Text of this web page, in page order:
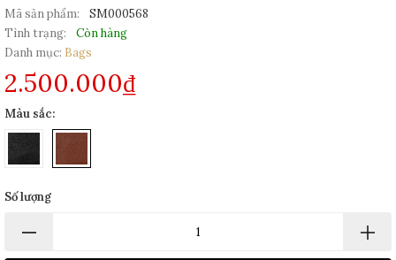
Mã sản phẩm:
SM000568
Tình trạng:
Còn hàng
Danh mục: Bags
2.500.000₫
Màu sắc:
Số lượng